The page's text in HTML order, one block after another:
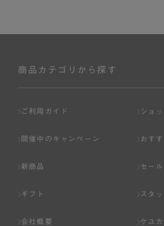
商品カテゴリから探す
ご利用ガイド ショ
開催中のキャンペーン おす
新商品 セール
ギフト スタ
会社概要 ケユ